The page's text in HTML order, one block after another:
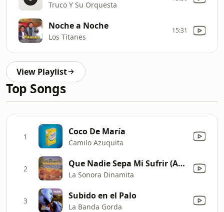
Truco Y Su Orquesta
Noche a Noche
Los Titanes
15:31
View Playlist
Top Songs
1 Coco De María
Camilo Azuquita
2 Que Nadie Sepa Mi Sufrir (Amor de Mis Amores)
La Sonora Dinamita
3 Subido en el Palo
La Banda Gorda